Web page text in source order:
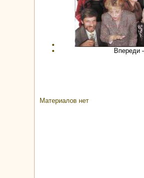
Впереди
Материалов нет